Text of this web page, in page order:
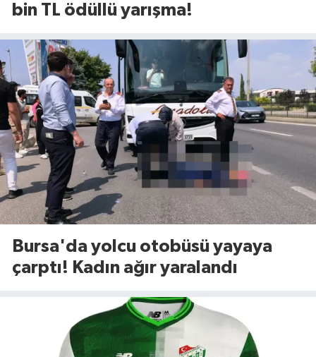
bin TL ödüllü yarışma!
Bursa'da yolcu otobüsü yayaya
çarptı! Kadın ağır yaralandı